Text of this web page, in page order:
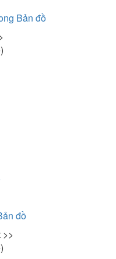
Bản đồ
đồ